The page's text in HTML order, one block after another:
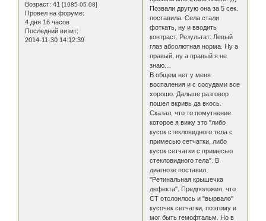
Возраст: 41 [1985-05-08]
Провел на форуме:
4 дня 16 часов
Последний визит:
2014-11-30 14:12:39
Позвали другую она за 5 сек.
поставила. Села стали
фоткать, ну и вводить
контраст. Результат: Левый
глаз абсолютная норма. Ну а
правый, ну а правый я не
знаю...
В общем нет у меня
воспаления и с сосудами все
хорошо. Дальше разговор
пошел вкривь да вкось.
Сказал, что то помутнение
которое я вижу это "либо
кусок стекловидного тела с
примесью сетчатки, либо
кусок сетчатки с примесью
стекловидного тела". В
диагнозе поставил:
"Ретинальная крышечка
дефекта". Предположил, что
СТ отслоилось и "вырвало"
кусочек сетчатки, поэтому и
мог быть гемофтальм. Но в